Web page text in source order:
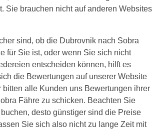
Sie brauchen nicht auf anderen Websites
sind, ob die Dubrovnik nach Sobra
für Sie ist, oder wenn Sie sich nicht
entscheiden können, hilft es
die Bewertungen auf unserer Website
bitten alle Kunden uns Bewertungen ihrer
Fähre zu schicken. Beachten Sie
desto günstiger sind die Preise
Sie sich also nicht zu lange Zeit mit